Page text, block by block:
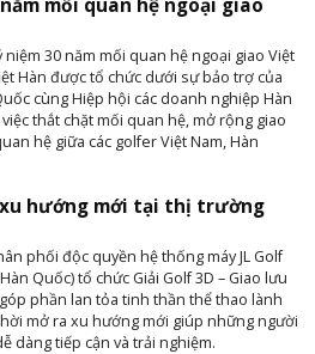
mối quan hệ ngoại giao
30 năm mối quan hệ ngoại giao Việt
Hàn được tổ chức dưới sự bảo trợ của
cùng Hiệp hội các doanh nghiệp Hàn
thắt chặt mối quan hệ, mở rộng giao
hệ giữa các golfer Việt Nam, Hàn
hướng mới tại thị trường
phối độc quyền hệ thống máy JL Golf
Quốc) tổ chức Giải Golf 3D – Giao lưu
phần lan tỏa tinh thần thể thao lành
mở ra xu hướng mới giúp những người
dàng tiếp cận và trải nghiệm.